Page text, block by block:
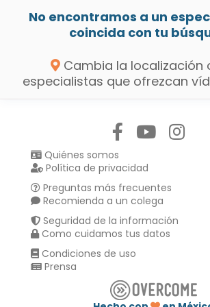
No encontramos a un
coincida con tu
Cambia la localización
especialistas que ofrezcan
Quiénes somos
Política de privacidad
Preguntas más frecuentes
Recomienda a un colega
Seguridad de la información
Como cuidamos tus datos
Condiciones de uso
Prensa